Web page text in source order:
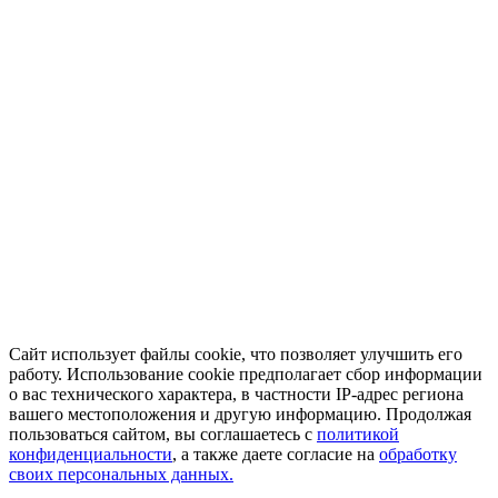
Сайт использует файлы cookie, что позволяет улучшить его
работу. Использование cookie предполагает сбор информации
о вас технического характера, в частности IP-адрес региона
вашего местоположения и другую информацию. Продолжая
пользоваться сайтом, вы соглашаетесь с политикой
конфиденциальности, а также даете согласие на обработку
своих персональных данных.